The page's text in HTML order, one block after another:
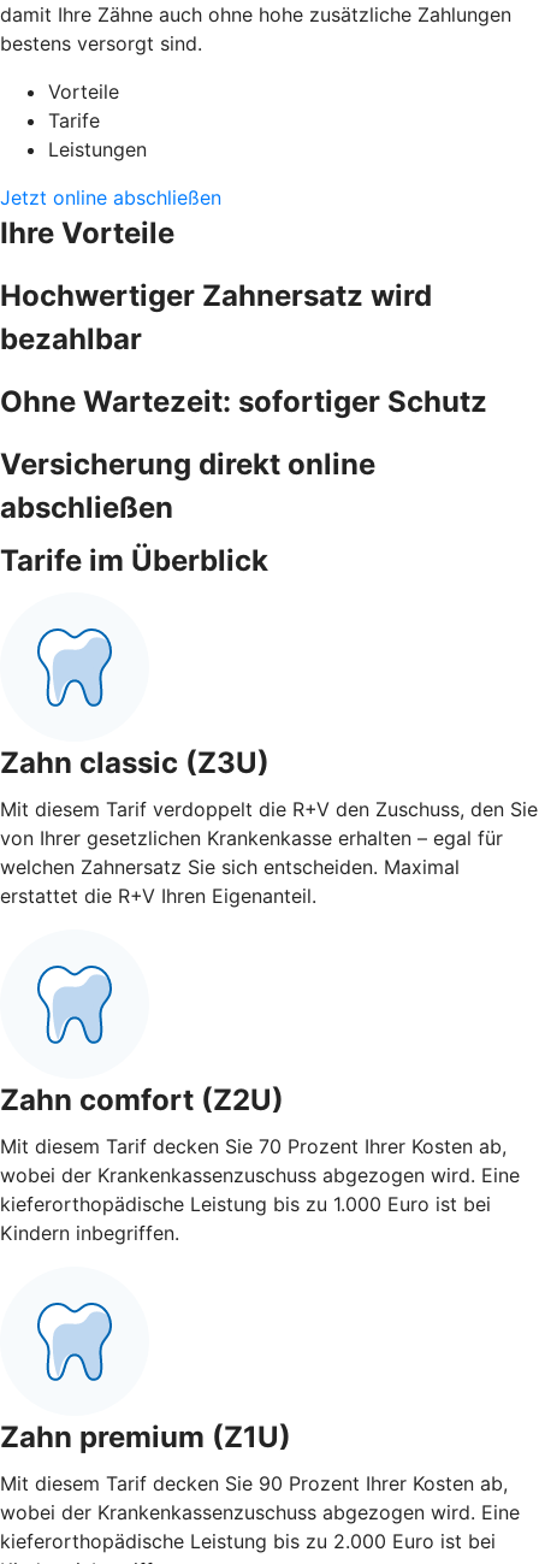
damit Ihre Zähne auch ohne hohe zusätzliche Zahlungen
bestens versorgt sind.
Vorteile
Tarife
Leistungen
Jetzt online abschließen
Ihre Vorteile
Hochwertiger Zahnersatz wird
bezahlbar
Ohne Wartezeit: sofortiger Schutz
Versicherung direkt online
abschließen
Tarife im Überblick
Zahn classic (Z3U)
Mit diesem Tarif verdoppelt die R+V den Zuschuss, den Sie
von Ihrer gesetzlichen Krankenkasse erhalten – egal für
welchen Zahnersatz Sie sich entscheiden. Maximal
erstattet die R+V Ihren Eigenanteil.
Zahn comfort (Z2U)
Mit diesem Tarif decken Sie 70 Prozent Ihrer Kosten ab,
wobei der Krankenkassenzuschuss abgezogen wird. Eine
kieferorthopädische Leistung bis zu 1.000 Euro ist bei
Kindern inbegriffen.
Zahn premium (Z1U)
Mit diesem Tarif decken Sie 90 Prozent Ihrer Kosten ab,
wobei der Krankenkassenzuschuss abgezogen wird. Eine
kieferorthopädische Leistung bis zu 2.000 Euro ist bei